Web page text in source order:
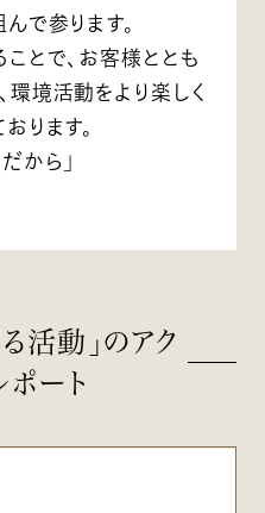
で参ります。
とで、お客様ととも
境活動をより楽しく
ります。
から」
活動」のアク
ポート